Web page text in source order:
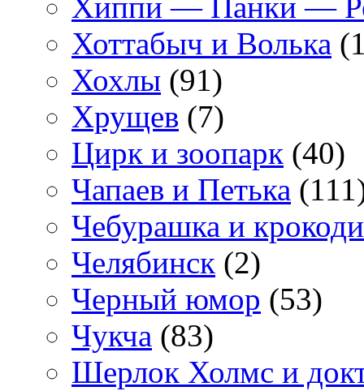
Хоттабыч и Волька
Хохлы (91)
Хрущев (7)
Цирк и зоопарк (40)
Чапаев и Петька
Чебурашка и
Челябинск (2)
Черный юмор (53)
Чукча (83)
Шерлок Холмс и